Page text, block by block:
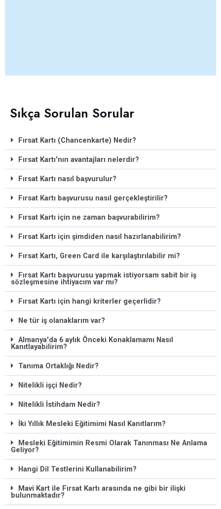
Sıkça Sorulan Sorular
Fırsat Kartı (Chancenkarte) Nedir?
Fırsat Kartı'nın avantajları nelerdir?
Fırsat Kartı nasıl başvurulur?
Fırsat Kartı başvurusu nasıl gerçekleştirilir?
Fırsat Kartı için ne zaman başvurabilirim?
Fırsat Kartı için şimdiden nasıl hazırlanabilirim?
Fırsat Kartı, Green Card ile karşılaştırılabilir mi?
Fırsat Kartı başvurusu yapmak istiyorsam sabit bir iş
sözleşmesine ihtiyacım var mı?
Fırsat Kartı için hangi kriterler geçerlidir?
Ne tür iş olanaklarım var?
Almanya'da 6 aylık Önceki Konaklamamı Nasıl
Kanıtlayabilirim?
Tanıma Ortaklığı Nedir?
Nitelikli işçi Nedir?
Nitelikli İstihdam Nedir?
İki Yıllık Mesleki Eğitimimi Nasıl Kanıtlarım?
Mesleki Eğitimimin Resmi Olarak Tanınması Ne Anlama
Geliyor?
Hangi Dil Testlerini Kullanabilirim?
Mavi Kart ile Fırsat Kartı arasında ne gibi bir ilişki
bulunmaktadır?